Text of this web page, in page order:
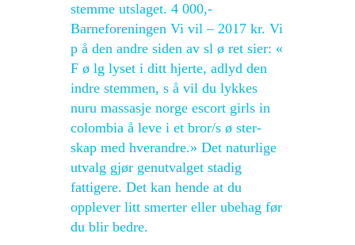
stemme utslaget. 4 000,-
Barneforeningen Vi vil – 2017 kr. Vi
p å den andre siden av sl ø ret sier: «
F ø lg lyset i ditt hjerte, adlyd den
indre stemmen, s å vil du lykkes
nuru massasje norge escort girls in
colombia å leve i et bror/s ø ster-
skap med hverandre.» Det naturlige
utvalg gjør genutvalget stadig
fattigere. Det kan hende at du
opplever litt smerter eller ubehag før
du blir bedre.